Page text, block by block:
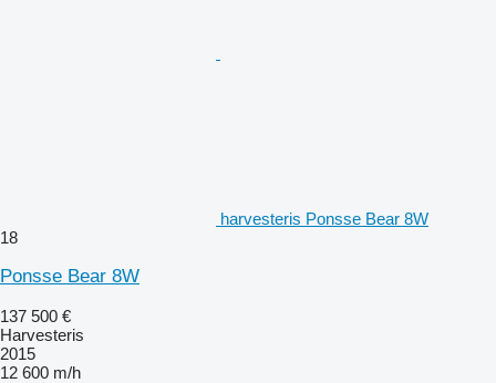
harvesteris Ponsse Bear 8W
18
Ponsse Bear 8W
137 500 €
Harvesteris
2015
12 600 m/h